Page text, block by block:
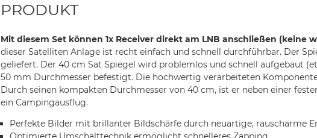
PRODUKT
Mit diesem Set können 1x Receiver direkt am LNB anschließen (keine
dieser Satelliten Anlage ist recht einfach und schnell durchführbar. Der
geliefert. Der 40 cm Sat Spiegel wird problemlos und schnell aufgebaut
50 mm Durchmesser befestigt. Die hochwertig verarbeiteten
Durch seinen kompakten Durchmesser von 40 cm, ist er neben einer
ein Campingausflug.
Perfekte Bilder mit brillanter Bildschärfe durch neuartige, rauscharme